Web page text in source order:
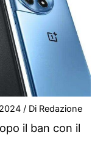
/ Di Redazione
il ban con il